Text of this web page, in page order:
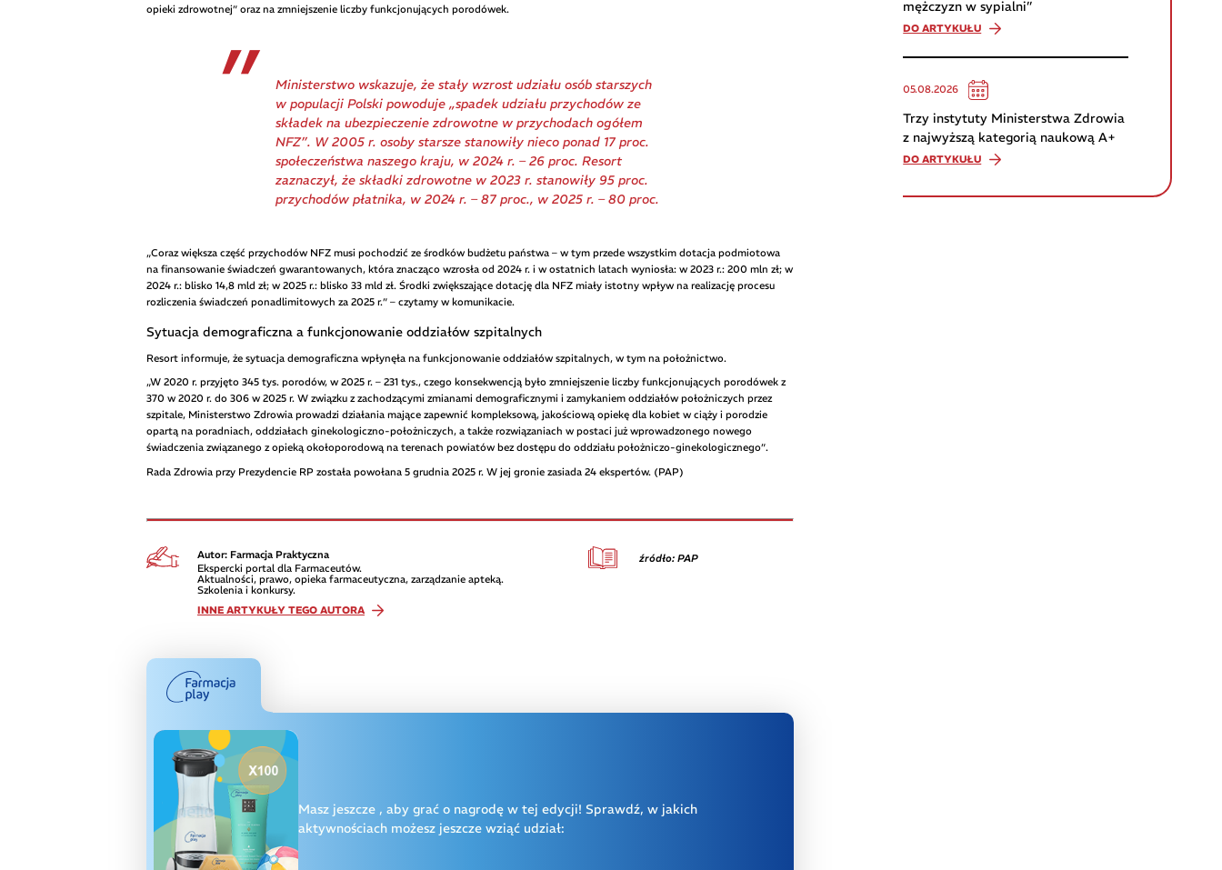
opieki zdrowotnej” oraz na zmniejszenie liczby funkcjonujących porodówek.
Ministerstwo wskazuje, że stały wzrost udziału osób starszych
w populacji Polski powoduje „spadek udziału przychodów ze
składek na ubezpieczenie zdrowotne w przychodach ogółem
NFZ”. W 2005 r. osoby starsze stanowiły nieco ponad 17 proc.
społeczeństwa naszego kraju, w 2024 r. – 26 proc. Resort
zaznaczył, że składki zdrowotne w 2023 r. stanowiły 95 proc.
przychodów płatnika, w 2024 r. – 87 proc., w 2025 r. – 80 proc.
„Coraz większa część przychodów NFZ musi pochodzić ze środków budżetu państwa – w tym przede wszystkim dotacja podmiotowa
na finansowanie świadczeń gwarantowanych, która znacząco wzrosła od 2024 r. i w ostatnich latach wyniosła: w 2023 r.: 200 mln zł; w
2024 r.: blisko 14,8 mld zł; w 2025 r.: blisko 33 mld zł. Środki zwiększające dotację dla NFZ miały istotny wpływ na realizację procesu
rozliczenia świadczeń ponadlimitowych za 2025 r.” – czytamy w komunikacie.
Sytuacja demograficzna a funkcjonowanie oddziałów szpitalnych
Resort informuje, że sytuacja demograficzna wpłynęła na funkcjonowanie oddziałów szpitalnych, w tym na położnictwo.
„W 2020 r. przyjęto 345 tys. porodów, w 2025 r. – 231 tys., czego konsekwencją było zmniejszenie liczby funkcjonujących porodówek z
370 w 2020 r. do 306 w 2025 r. W związku z zachodzącymi zmianami demograficznymi i zamykaniem oddziałów położniczych przez
szpitale, Ministerstwo Zdrowia prowadzi działania mające zapewnić kompleksową, jakościową opiekę dla kobiet w ciąży i porodzie
opartą na poradniach, oddziałach ginekologiczno-położniczych, a także rozwiązaniach w postaci już wprowadzonego nowego
świadczenia związanego z opieką okołoporodową na terenach powiatów bez dostępu do oddziału położniczo-ginekologicznego”.
Rada Zdrowia przy Prezydencie RP została powołana 5 grudnia 2025 r. W jej gronie zasiada 24 ekspertów. (PAP)
Autor: Farmacja Praktyczna
Ekspercki portal dla Farmaceutów.
Aktualności, prawo, opieka farmaceutyczna, zarządzanie apteką.
Szkolenia i konkursy.
INNE ARTYKUŁY TEGO AUTORA
źródło: PAP
Masz jeszcze , aby grać o nagrodę w tej edycji! Sprawdź, w jakich
aktywnościach możesz jeszcze wziąć udział:
mężczyzn w sypialni”
DO ARTYKUŁU
05.08.2026
Trzy instytuty Ministerstwa Zdrowia
z najwyższą kategorią naukową A+
DO ARTYKUŁU